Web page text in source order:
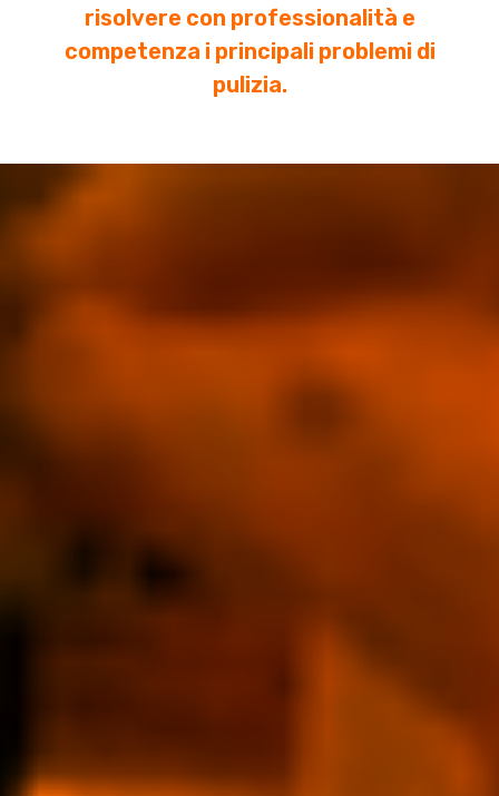
risolvere con professionalità e
competenza i principali problemi di
pulizia.